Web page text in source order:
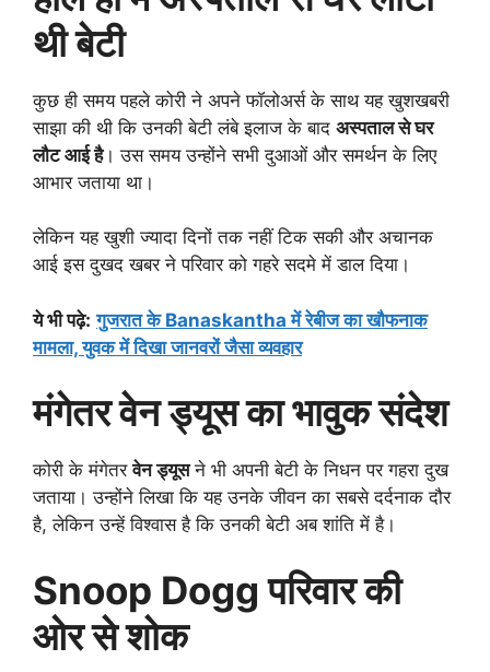
थी बेटी
कुछ ही समय पहले कोरी ने अपने फॉलोअर्स के साथ यह खुशखबरी
साझा की थी कि उनकी बेटी लंबे इलाज के बाद अस्पताल से घर
लौट आई है। उस समय उन्होंने सभी दुआओं और समर्थन के लिए
आभार जताया था।
लेकिन यह खुशी ज्यादा दिनों तक नहीं टिक सकी और अचानक
आई इस दुखद खबर ने परिवार को गहरे सदमे में डाल दिया।
ये भी पढ़े: गुजरात के Banaskantha में रेबीज का खौफनाक
मामला, युवक में दिखा जानवरों जैसा व्यवहार
मंगेतर वेन ड्यूस का भावुक संदेश
कोरी के मंगेतरवेन ड्यूसने भी अपनी बेटी के निधन पर गहरा दुख
जताया। उन्होंने लिखा कि यह उनके जीवन का सबसे दर्दनाक दौर
है, लेकिन उन्हें विश्वास है कि उनकी बेटी अब शांति में है।
Snoop Dogg परिवार की
ओर से शोक